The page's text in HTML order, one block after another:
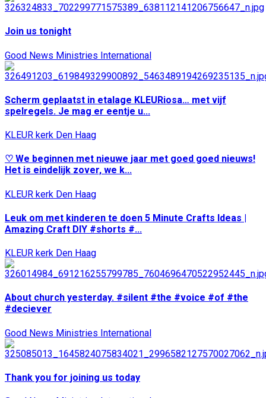
Join us tonight
Good News Ministries International
Scherm geplaatst in etalage KLEURiosa… met vijf
spelregels. Je mag er eentje u...
KLEUR kerk Den Haag
♡ We beginnen met nieuwe jaar met goed goed nieuws!
Het is eindelijk zover, we k...
KLEUR kerk Den Haag
Leuk om met kinderen te doen 5 Minute Crafts Ideas |
Amazing Craft DIY #shorts #...
KLEUR kerk Den Haag
About church yesterday. #silent #the #voice #of #the
#deciever
Good News Ministries International
Thank you for joining us today